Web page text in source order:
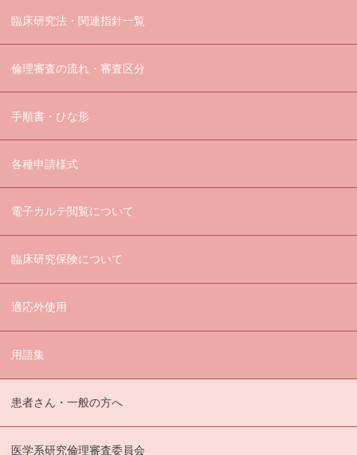
臨床研究法・関連指針一覧
倫理審査の流れ・審査区分
手順書・ひな形
各種申請様式
電子カルテ閲覧について
臨床研究保険について
適応外使用
用語集
患者さん・一般の方へ
医学系研究倫理審査委員会